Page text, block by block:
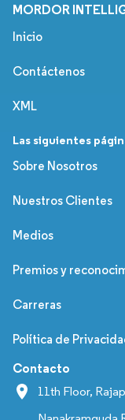
MORDOR
Inicio
Contáctenos
XML
Las siguientes
Sobre Nosotros
Nuestros Clientes
Medios
Premios y
Carreras
Política de
Contacto
11th Floor,